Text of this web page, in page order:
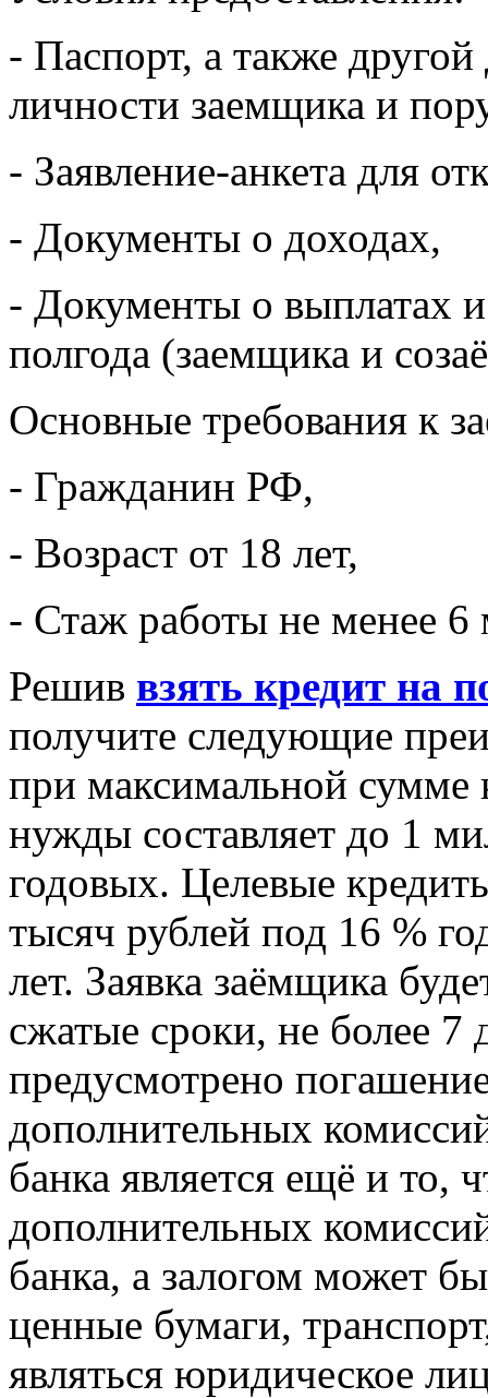
- Паспорт, а также
личности заемщика и
- Заявление-анкета для
- Документы о доходах,
- Документы о выплатах
полгода (заемщика и
Основные требования к
- Гражданин РФ,
- Возраст от 18 лет,
- Стаж работы не менее 6
Решив взять кредит на
получите следующие
при максимальной сумме
нужды составляет до 1
годовых. Целевые
тысяч рублей под 16 %
лет. Заявка заёмщика
сжатые сроки, не более 7
предусмотрено
дополнительных
банка является ещё и то,
дополнительных
банка, а залогом может
ценные бумаги,
являться юридическое